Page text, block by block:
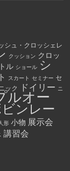
シュ・クロッシェレ
クッション クロッ
ル ショール シ
スカート セミナー セ
ック ドイリー ニ
ルオー
ンレー
人形 小物 展示会
講習会